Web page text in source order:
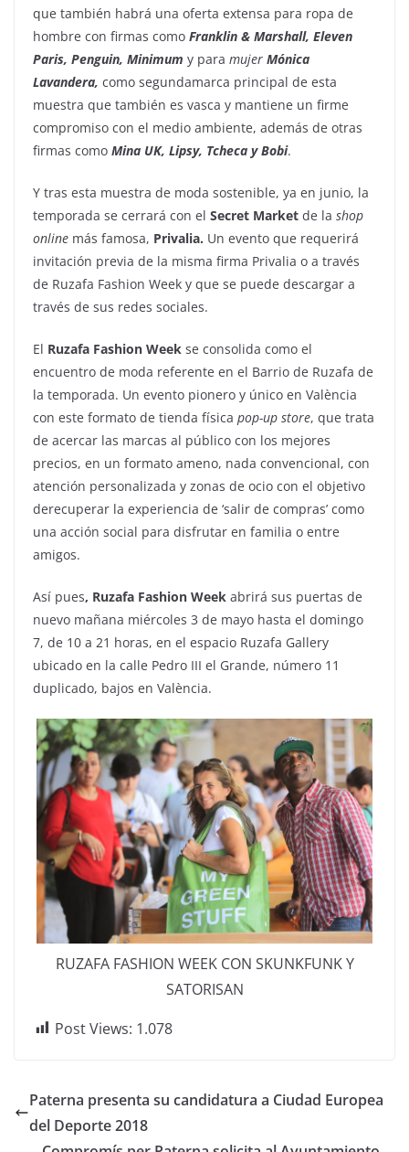
que también habrá una oferta extensa para ropa de
hombre con firmas como Franklin & Marshall, Eleven
Paris, Penguin, Minimum y para mujer Mónica
Lavandera, como segundamarca principal de esta
muestra que también es vasca y mantiene un firme
compromiso con el medio ambiente, además de otras
firmas como Mina UK, Lipsy, Tcheca y Bobi.
Y tras esta muestra de moda sostenible, ya en junio, la
temporada se cerrará con el Secret Market de la shop
online más famosa, Privalia. Un evento que requerirá
invitación previa de la misma firma Privalia o a través
de Ruzafa Fashion Week y que se puede descargar a
través de sus redes sociales.
El Ruzafa Fashion Week se consolida como el
encuentro de moda referente en el Barrio de Ruzafa de
la temporada. Un evento pionero y único en València
con este formato de tienda física pop-up store, que trata
de acercar las marcas al público con los mejores
precios, en un formato ameno, nada convencional, con
atención personalizada y zonas de ocio con el objetivo
derecuperar la experiencia de ‘salir de compras’ como
una acción social para disfrutar en familia o entre
amigos.
Así pues, Ruzafa Fashion Week abrirá sus puertas de
nuevo mañana miércoles 3 de mayo hasta el domingo
7, de 10 a 21 horas, en el espacio Ruzafa Gallery
ubicado en la calle Pedro III el Grande, número 11
duplicado, bajos en València.
RUZAFA FASHION WEEK CON SKUNKFUNK Y
SATORISAN
Post Views: 1.078
Paterna presenta su candidatura a Ciudad Europea
del Deporte 2018